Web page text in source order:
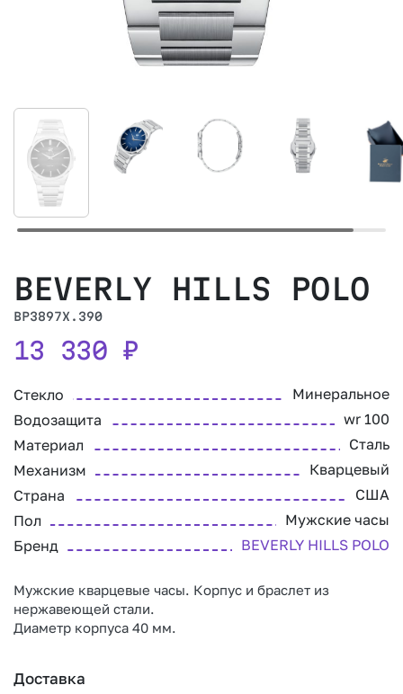
BEVERLY HILLS POLO
BP3897X.390
13 330 ₽
Стекло
Минеральное
Водозащита
wr 100
Материал
Сталь
Механизм
Кварцевый
Страна
США
Пол
Мужские часы
Бренд
BEVERLY HILLS POLO
Мужские кварцевые часы. Корпус и браслет из
нержавеющей стали.
Диаметр корпуса 40 мм.
Доставка